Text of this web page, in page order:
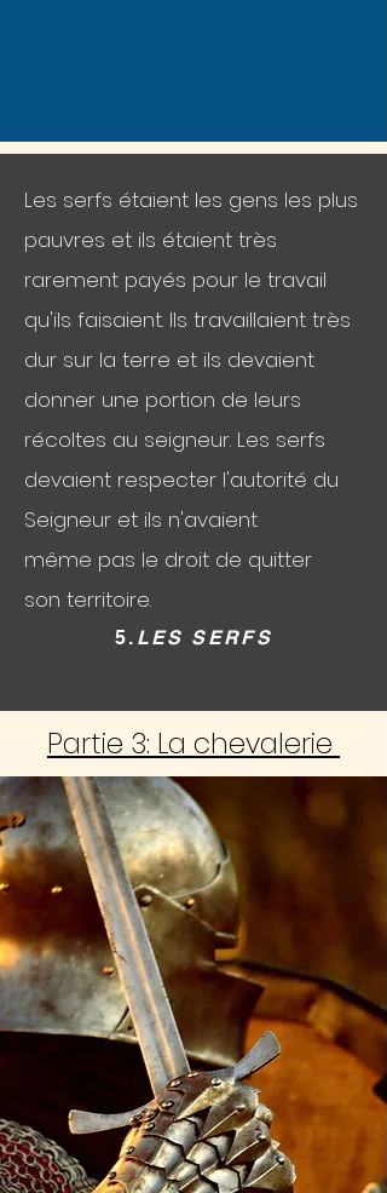
Free ebookcoming soon...
Les serfs étaient les gens les plus
pauvres et ils étaient très
rarement payés pour le travail
qu'ils faisaient. Ils travaillaient très
dur sur la terre et ils devaient
donner une portion de leurs
récoltes au seigneur. Les serfs
devaient respecter l'autorité du
Seigneur et ils n'avaient
même pas le droit de quitter
son territoire.
5. LES SERFS
Partie 3: La chevalerie